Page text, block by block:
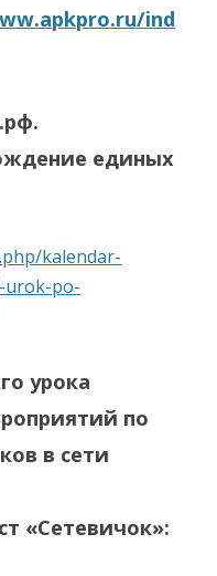
ind
единых
kalendar-
urok-po-
урока
по
в сети
«Сетевичок»: